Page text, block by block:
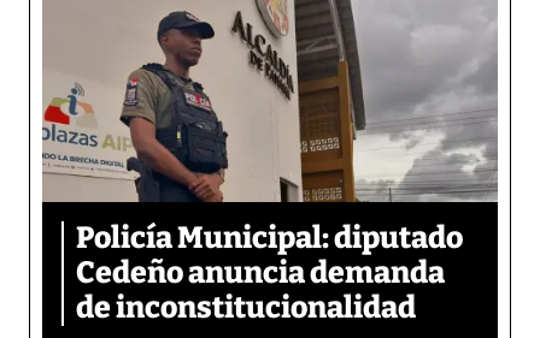
Policía Municipal: diputado
Cedeño anuncia demanda
de inconstitucionalidad